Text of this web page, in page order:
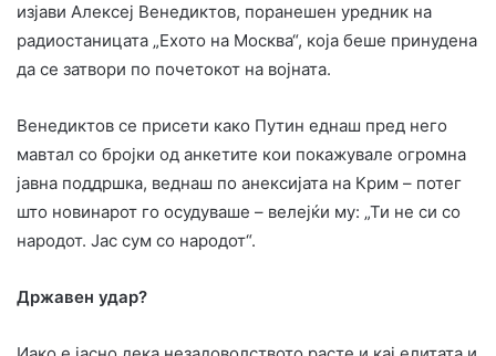
изјави Алексеј Венедиктов, поранешен уредник на
радиостаницата „Ехото на Москва“, која беше принудена
да се затвори по почетокот на војната.
Венедиктов се присети како Путин еднаш пред него
мавтал со бројки од анкетите кои покажувале огромна
јавна поддршка, веднаш по анексијата на Крим – потег
што новинарот го осудуваше – велејќи му: „Ти не си со
народот. Јас сум со народот“.
Државен удар?